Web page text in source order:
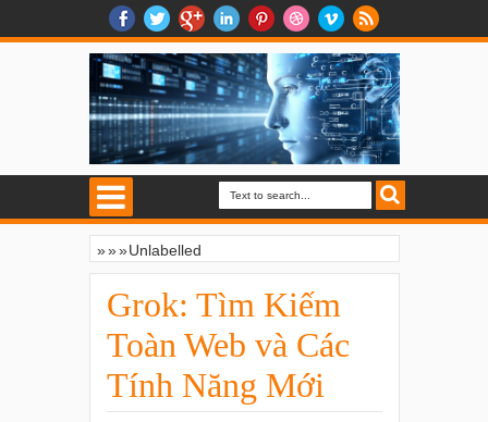
»» Unlabelled
»
Grok: Tìm Kiếm
Toàn Web và Các
Tính Năng Mới